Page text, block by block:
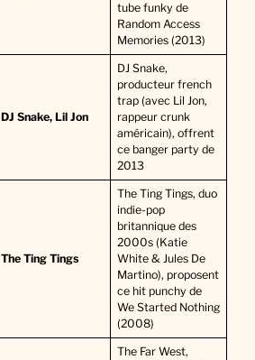
tube funky de
Random Access
Memories (2013)
DJ Snake, Lil Jon
DJ Snake,
producteur french
trap (avec Lil Jon,
rappeur crunk
américain), offrent
ce banger party de
2013
The Ting Tings
The Ting Tings, duo
indie-pop
britannique des
2000s (Katie
White & Jules De
Martino), proposent
ce hit punchy de
We Started Nothing
(2008)
The Far West,